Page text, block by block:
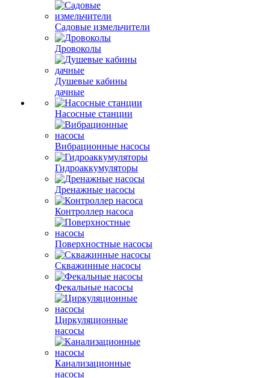
Садовые измельчители
Дровоколы
Душевые кабины
дачные
Насосные станции
Вибрационные насосы
Гидроаккумуляторы
Дренажные насосы
Контроллер насоса
Поверхностные насосы
Скважинные насосы
Фекальные насосы
Циркуляционные
насосы
Канализационные
насосы